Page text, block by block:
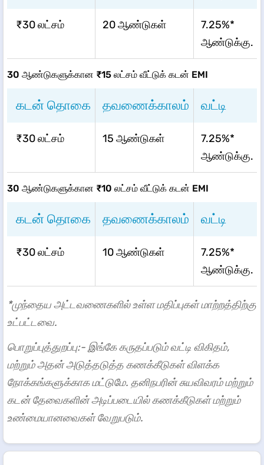
₹30 லட்சம் 20 ஆண்டுகள்
7.25%*
ஆண்டுக்கு.
30 ஆண்டுகளுக்கான ₹15 லட்சம் வீட்டுக் கடன் EMI
கடன் தொகை தவணைக்காலம் வட்டி
₹30 லட்சம் 15 ஆண்டுகள்
7.25%*
ஆண்டுக்கு.
30 ஆண்டுகளுக்கான ₹10 லட்சம் வீட்டுக் கடன் EMI
கடன் தொகை தவணைக்காலம் வட்டி
₹30 லட்சம் 10 ஆண்டுகள்
7.25%*
ஆண்டுக்கு.
*முந்தைய அட்டவணைகளில் உள்ள மதிப்புகள் மாற்றத்திற்கு
உட்பட்டவை.
பொறுப்புத்துறப்பு:- இங்கே கருதப்படும் வட்டி விகிதம்,
மற்றும் அதன் அடுத்தடுத்த கணக்கீடுகள் விளக்க
நோக்கங்களுக்காக மட்டுமே. தனிநபரின் சுயவிவரம் மற்றும்
கடன் தேவைகளின் அடிப்படையில் கணக்கீடுகள் மற்றும்
உண்மையானவைகள் வேறுபடும்.